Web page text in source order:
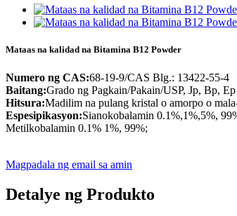
Mataas na kalidad na Bitamina B12 Powder
Numero ng CAS:68-19-9/CAS Blg.: 13422-55-4
Baitang:Grado ng Pagkain/Pakain/USP, Jp, Bp, Ep
Hitsura:Madilim na pulang kristal o amorpo o
Espesipikasyon:Sianokobalamin 0.1%,1%,5%,
Metilkobalamin 0.1% 1%, 99%;
Magpadala ng email sa amin
Detalye ng Produkto